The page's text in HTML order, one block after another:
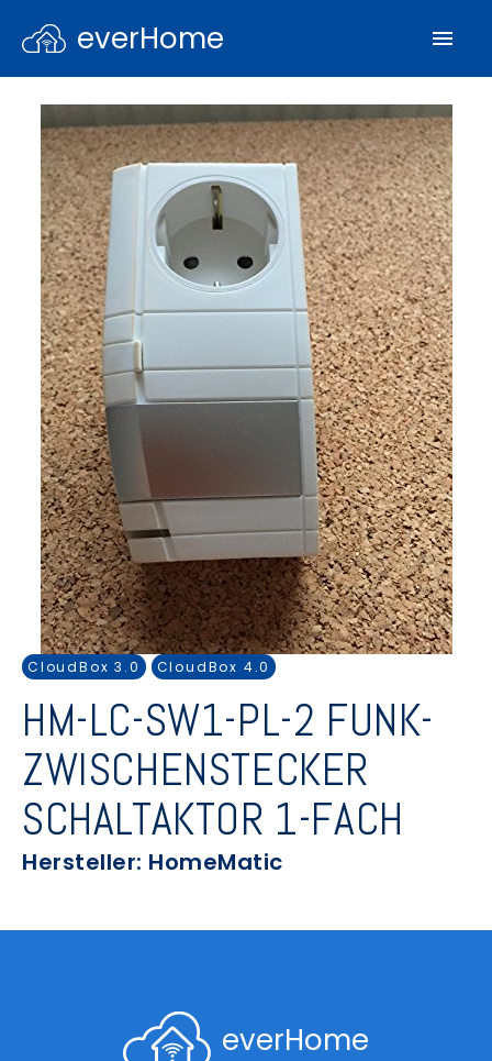
everHome
CloudBox 3.0 CloudBox 4.0
HM-LC-SW1-PL-2 FUNK-
ZWISCHENSTECKER
SCHALTAKTOR 1-FACH
Hersteller: HomeMatic
everHome